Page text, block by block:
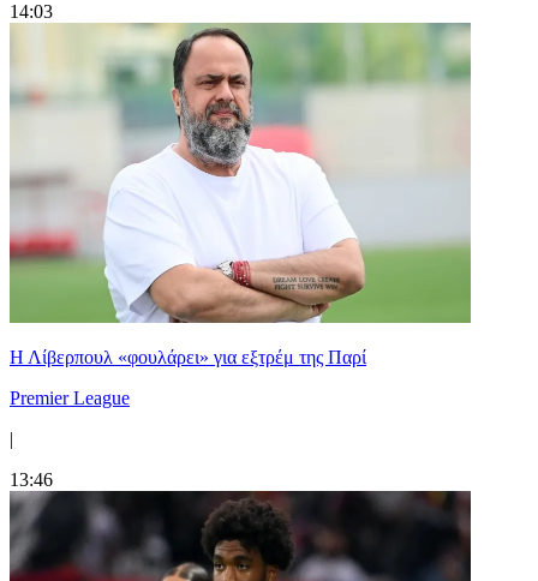
14:03
Η Λίβερπουλ «φουλάρει» για εξτρέμ της Παρί
Premier League
|
13:46